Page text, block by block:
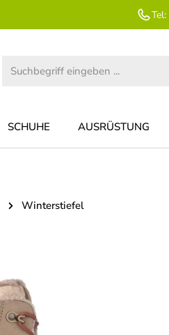
SCHUHE AUSRÜSTUNG
Winterstiefel